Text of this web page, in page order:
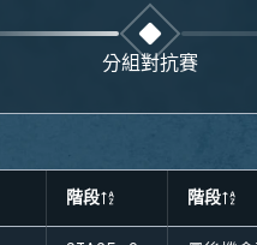
分組對抗賽
階段 階段